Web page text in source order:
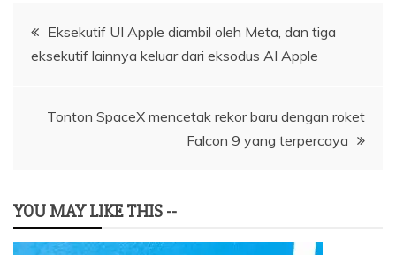
Navigasi
pos
Eksekutif UI Apple diambil oleh Meta, dan tiga
eksekutif lainnya keluar dari eksodus AI Apple
Tonton SpaceX mencetak rekor baru dengan roket
Falcon 9 yang terpercaya
YOU MAY LIKE THIS --